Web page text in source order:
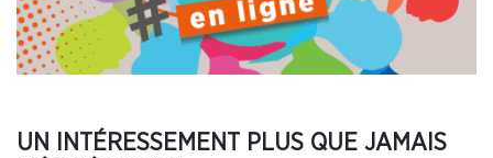
UN INTÉRESSEMENT PLUS QUE JAMAIS